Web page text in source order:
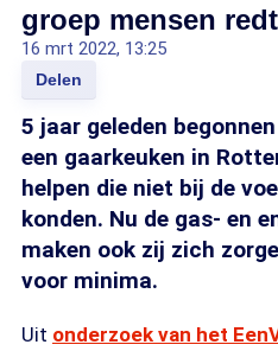
groep mensen
16 mrt 2022, 13:25
Delen
5 jaar geleden
een gaarkeuken in
helpen die niet bij de
konden. Nu de gas- en
maken ook zij zich
voor minima.
Uit onderzoek van het